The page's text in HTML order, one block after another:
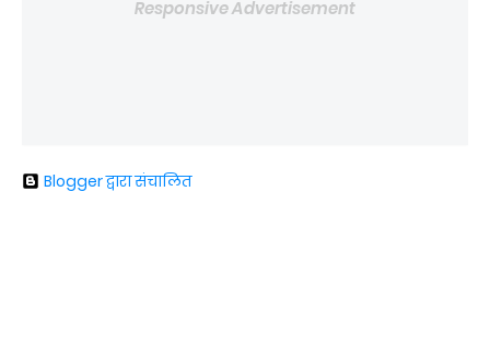
Responsive Advertisement
Blogger द्वारा संचालित